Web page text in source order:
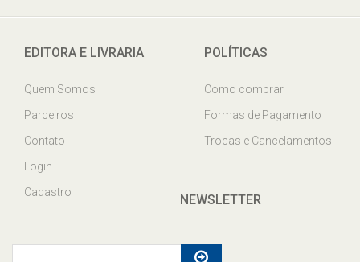
EDITORA E LIVRARIA
Quem Somos
Parceiros
Contato
Login
Cadastro
POLÍTICAS
Como comprar
Formas de Pagamento
Trocas e Cancelamentos
NEWSLETTER